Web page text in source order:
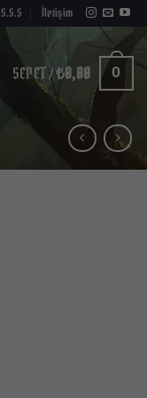
S.S.S İletişim
SEPET /₺0,00 0